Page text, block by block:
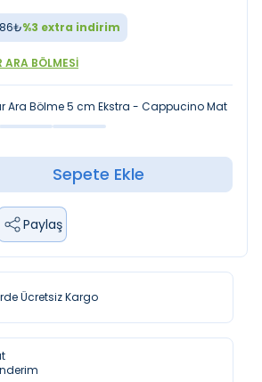
₺%3 extra indirim
ARA BÖLMESI
Ara Bölme 5 cm Ekstra - Cappucino Mat
Sepete Ekle
Paylaş
Ücretsiz Kargo